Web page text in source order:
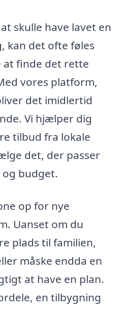
skulle have lavet en
kan det ofte føles
at finde det rette
vores platform,
det imidlertid
Vi hjælper dig
tilbud fra lokale
det, der passer
budget.
op for nye
Uanset om du
plads til familien,
måske endda en
at have en plan.
en tilbygning